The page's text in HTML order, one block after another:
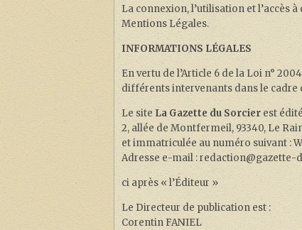
La connexion, l’utilisation et l’accès
Mentions Légales.
INFORMATIONS LÉGALES
En vertu de l’Article 6 de la Loi n°
différents intervenants dans le cadre
Le site La Gazette du Sorcier est
2, allée de Montfermeil, 93340, Le
et immatriculée au numéro suivant :
Adresse e-mail : redaction@gazette-
ci après « l’Éditeur »
Le Directeur de publication est :
Corentin FANIEL